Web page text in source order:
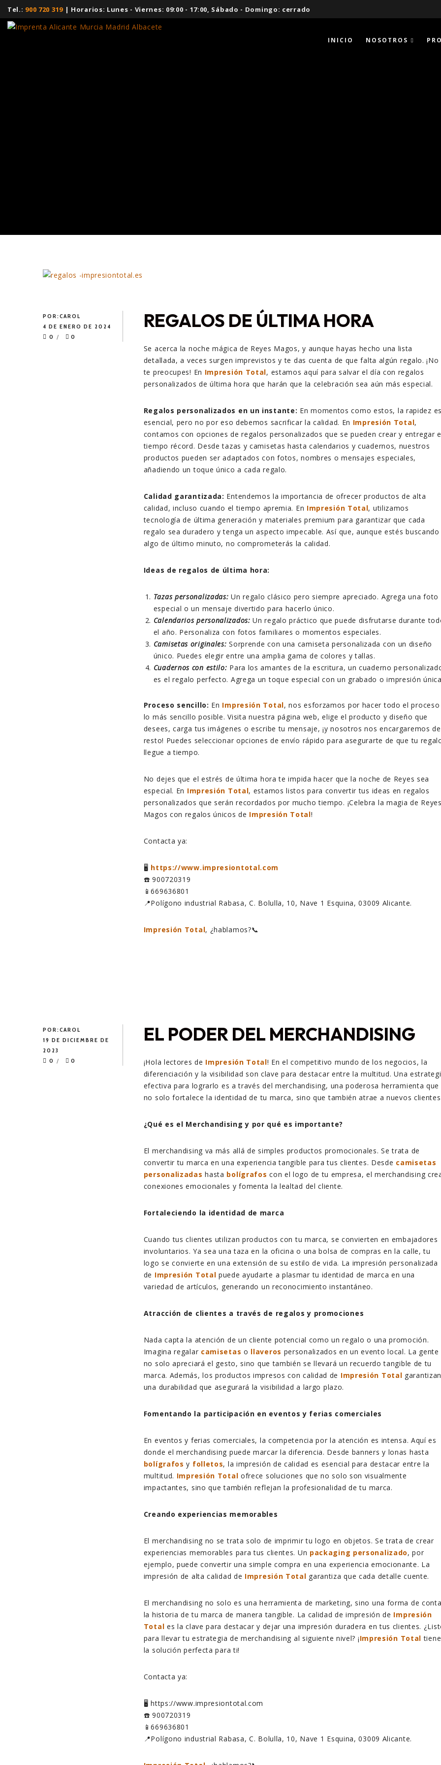
Tel.: 900 720 319| Horarios: Lunes - Viernes: 09:00 - 17:00, Sábado - Domingo: cerrado
INICIO NOSOTROS
POR:CAROL
4 DE ENERO DE 2024
0
0
REGALOS DE ÚLTIMA HORA
Se acerca la noche mágica de Reyes Magos, y aunque hayas hecho una lista
detallada, a veces surgen imprevistos y te das cuenta de que falta algún regalo. ¡No
te preocupes! En Impresión Total, estamos aquí para salvar el día con regalos
personalizados de última hora que harán que la celebración sea aún más especial.
Regalos personalizados en un instante: En momentos como estos, la rapidez
esencial, pero no por eso debemos sacrificar la calidad. En Impresión Total,
contamos con opciones de regalos personalizados que se pueden crear y entregar
tiempo récord. Desde tazas y camisetas hasta calendarios y cuadernos, nuestros
productos pueden ser adaptados con fotos, nombres o mensajes especiales,
añadiendo un toque único a cada regalo.
Calidad garantizada: Entendemos la importancia de ofrecer productos de alta
calidad, incluso cuando el tiempo apremia. En Impresión Total, utilizamos
tecnología de última generación y materiales premium para garantizar que cada
regalo sea duradero y tenga un aspecto impecable. Así que, aunque estés buscando
algo de último minuto, no comprometerás la calidad.
Ideas de regalos de última hora:
Tazas personalizadas: Un regalo clásico pero siempre apreciado. Agrega una foto
especial o un mensaje divertido para hacerlo único.
Calendarios personalizados: Un regalo práctico que puede disfrutarse durante
el año. Personaliza con fotos familiares o momentos especiales.
Camisetas originales: Sorprende con una camiseta personalizada con un diseño
único. Puedes elegir entre una amplia gama de colores y tallas.
Cuadernos con estilo: Para los amantes de la escritura, un cuaderno
es el regalo perfecto. Agrega un toque especial con un grabado o impresión
Proceso sencillo: En Impresión Total, nos esforzamos por hacer todo el proceso
lo más sencillo posible. Visita nuestra página web, elige el producto y diseño que
desees, carga tus imágenes o escribe tu mensaje, ¡y nosotros nos encargaremos
resto! Puedes seleccionar opciones de envío rápido para asegurarte de que tu
llegue a tiempo.
No dejes que el estrés de última hora te impida hacer que la noche de Reyes sea
especial. En Impresión Total, estamos listos para convertir tus ideas en regalos
personalizados que serán recordados por mucho tiempo. ¡Celebra la magia de
Magos con regalos únicos de Impresión Total!
Contacta ya:
🖥️ https://www.impresiontotal.com
☎️ 900720319
📱669636801
📍Polígono industrial Rabasa, C. Bolulla, 10, Nave 1 Esquina, 03009 Alicante.
Impresión Total, ¿hablamos?📞
POR:CAROL
19 DE DICIEMBRE DE
2023
0
0
EL PODER DEL MERCHANDISING
¡Hola lectores de Impresión Total! En el competitivo mundo de los negocios, la
diferenciación y la visibilidad son clave para destacar entre la multitud. Una
efectiva para lograrlo es a través del merchandising, una poderosa herramienta que
no solo fortalece la identidad de tu marca, sino que también atrae a nuevos
¿Qué es el Merchandising y por qué es importante?
El merchandising va más allá de simples productos promocionales. Se trata de
convertir tu marca en una experiencia tangible para tus clientes. Desde camisetas
personalizadas hasta bolígrafos con el logo de tu empresa, el merchandising
conexiones emocionales y fomenta la lealtad del cliente.
Fortaleciendo la identidad de marca
Cuando tus clientes utilizan productos con tu marca, se convierten en embajadores
involuntarios. Ya sea una taza en la oficina o una bolsa de compras en la calle, tu
logo se convierte en una extensión de su estilo de vida. La impresión personalizada
de Impresión Total puede ayudarte a plasmar tu identidad de marca en una
variedad de artículos, generando un reconocimiento instantáneo.
Atracción de clientes a través de regalos y promociones
Nada capta la atención de un cliente potencial como un regalo o una promoción.
Imagina regalar camisetas o llaveros personalizados en un evento local. La gente
no solo apreciará el gesto, sino que también se llevará un recuerdo tangible de tu
marca. Además, los productos impresos con calidad de Impresión Total
una durabilidad que asegurará la visibilidad a largo plazo.
Fomentando la participación en eventos y ferias comerciales
En eventos y ferias comerciales, la competencia por la atención es intensa. Aquí es
donde el merchandising puede marcar la diferencia. Desde banners y lonas hasta
bolígrafos y folletos, la impresión de calidad es esencial para destacar entre la
multitud. Impresión Total ofrece soluciones que no solo son visualmente
impactantes, sino que también reflejan la profesionalidad de tu marca.
Creando experiencias memorables
El merchandising no se trata solo de imprimir tu logo en objetos. Se trata de crear
experiencias memorables para tus clientes. Un packaging personalizado, por
ejemplo, puede convertir una simple compra en una experiencia emocionante. La
impresión de alta calidad de Impresión Total garantiza que cada detalle cuente.
El merchandising no solo es una herramienta de marketing, sino una forma de
la historia de tu marca de manera tangible. La calidad de impresión de Impresión
Total es la clave para destacar y dejar una impresión duradera en tus clientes.
para llevar tu estrategia de merchandising al siguiente nivel? ¡Impresión Total tiene
la solución perfecta para ti!
Contacta ya:
🖥️ https://www.impresiontotal.com
☎️ 900720319
📱669636801
📍Polígono industrial Rabasa, C. Bolulla, 10, Nave 1 Esquina, 03009 Alicante.